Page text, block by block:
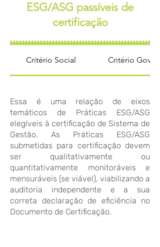
ESG/ASG passíveis de
certificação
Critério Social Critério
Essa é uma relação de eixos
temáticos de Práticas ESG/ASG
elegíveis à certificação de Sistema de
Gestão. As Práticas ESG/ASG
submetidas para certificação devem
ser qualitativamente ou
quantitativamente monitoráveis e
mensuráveis (se viável), viabilizando a
auditoria independente e a sua
correta declaração de eficiência no
Documento de Certificação.